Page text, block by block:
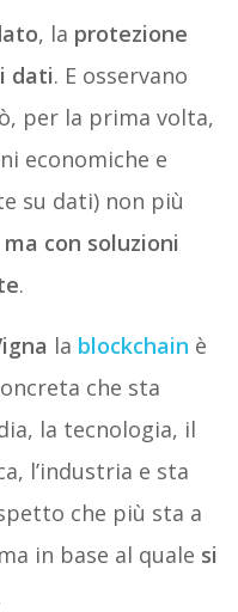
, la protezione
dati. E osservano
per la prima volta,
economiche e
su dati) non più
con soluzioni
.
la blockchain è
che sta
la tecnologia, il
l’industria e sta
che più sta a
in base al quale si